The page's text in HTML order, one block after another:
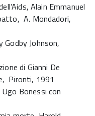
Alain Emmanuel
A. Mondadori,
Johnson,
di Gianni De
Pironti, 1991
Bonessi con